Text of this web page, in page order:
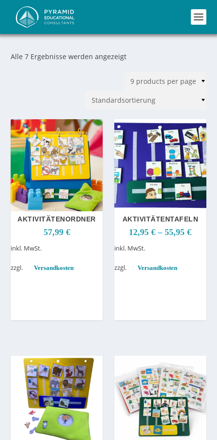
Alle 7 Ergebnisse werden angezeigt
AKTIVITÄTENORDNER
57,99 €
inkl. MwSt.
zzgl. Versandkosten
AKTIVITÄTENTAFELN
12,95€ –55,95€
inkl. MwSt.
zzgl. Versandkosten